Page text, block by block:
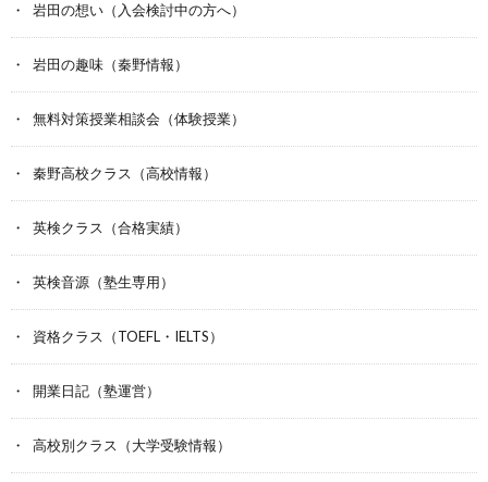
岩田の想い（入会検討中の方へ）
岩田の趣味（秦野情報）
無料対策授業相談会（体験授業）
秦野高校クラス（高校情報）
英検クラス（合格実績）
英検音源（塾生専用）
資格クラス（TOEFL・IELTS）
開業日記（塾運営）
高校別クラス（大学受験情報）